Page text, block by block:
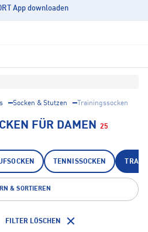
App downloaden
Socken & Stutzen Trainingssocken
FÜR DAMEN 25
TENNISSOCKEN
& SORTIEREN
FILTER LÖSCHEN